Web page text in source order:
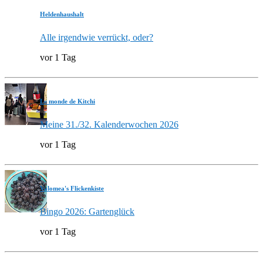
Heldenhaushalt
Alle irgendwie verrückt, oder?
vor 1 Tag
Le monde de Kitchi
Meine 31./32. Kalenderwochen 2026
vor 1 Tag
Valomea's Flickenkiste
Bingo 2026: Gartenglück
vor 1 Tag